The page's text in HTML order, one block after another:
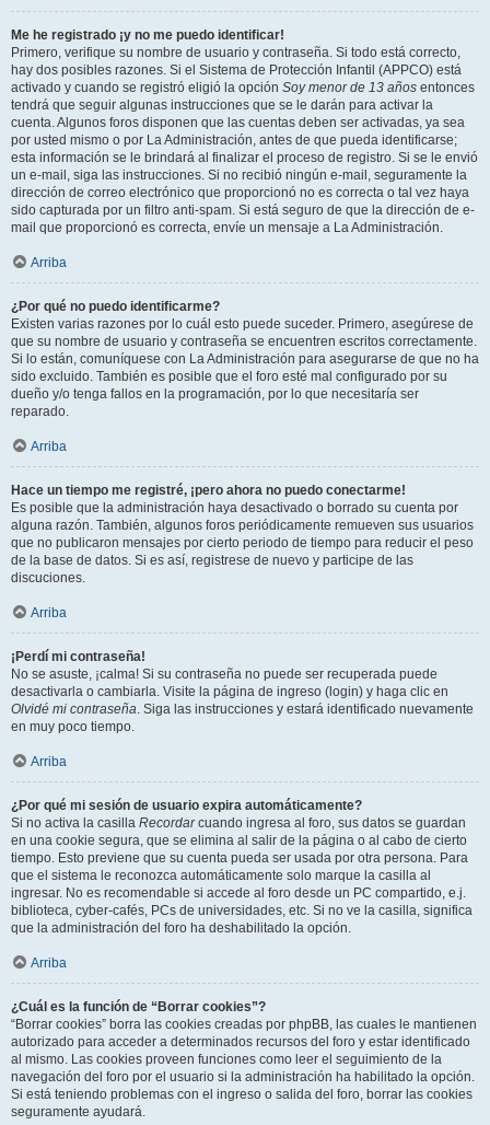
Me he registrado ¡y no me puedo identificar!
Primero, verifique su nombre de usuario y contraseña. Si todo está correcto,
hay dos posibles razones. Si el Sistema de Protección Infantil (APPCO) está
activado y cuando se registró eligió la opción Soy menor de 13 años entonces
tendrá que seguir algunas instrucciones que se le darán para activar la
cuenta. Algunos foros disponen que las cuentas deben ser activadas, ya sea
por usted mismo o por La Administración, antes de que pueda identificarse;
esta información se le brindará al finalizar el proceso de registro. Si se le envió
un e-mail, siga las instrucciones. Si no recibió ningún e-mail, seguramente la
dirección de correo electrónico que proporcionó no es correcta o tal vez haya
sido capturada por un filtro anti-spam. Si está seguro de que la dirección de e-
mail que proporcionó es correcta, envíe un mensaje a La Administración.
Arriba
¿Por qué no puedo identificarme?
Existen varias razones por lo cuál esto puede suceder. Primero, asegúrese de
que su nombre de usuario y contraseña se encuentren escritos correctamente.
Si lo están, comuníquese con La Administración para asegurarse de que no ha
sido excluido. También es posible que el foro esté mal configurado por su
dueño y/o tenga fallos en la programación, por lo que necesitaría ser
reparado.
Arriba
Hace un tiempo me registré, ¡pero ahora no puedo conectarme!
Es posible que la administración haya desactivado o borrado su cuenta por
alguna razón. También, algunos foros periódicamente remueven sus usuarios
que no publicaron mensajes por cierto periodo de tiempo para reducir el peso
de la base de datos. Si es así, registrese de nuevo y participe de las
discuciones.
Arriba
¡Perdí mi contraseña!
No se asuste, ¡calma! Si su contraseña no puede ser recuperada puede
desactivarla o cambiarla. Visite la página de ingreso (login) y haga clic en
Olvidé mi contraseña. Siga las instrucciones y estará identificado nuevamente
en muy poco tiempo.
Arriba
¿Por qué mi sesión de usuario expira automáticamente?
Si no activa la casilla Recordarcuando ingresa al foro, sus datos se guardan
en una cookie segura, que se elimina al salir de la página o al cabo de cierto
tiempo. Esto previene que su cuenta pueda ser usada por otra persona. Para
que el sistema le reconozca automáticamente solo marque la casilla al
ingresar. No es recomendable si accede al foro desde un PC compartido, e.j.
biblioteca, cyber-cafés, PCs de universidades, etc. Si no ve la casilla, significa
que la administración del foro ha deshabilitado la opción.
Arriba
¿Cuál es la función de “Borrar cookies”?
“Borrar cookies” borra las cookies creadas por phpBB, las cuales le mantienen
autorizado para acceder a determinados recursos del foro y estar identificado
al mismo. Las cookies proveen funciones como leer el seguimiento de la
navegación del foro por el usuario si la administración ha habilitado la opción.
Si está teniendo problemas con el ingreso o salida del foro, borrar las cookies
seguramente ayudará.